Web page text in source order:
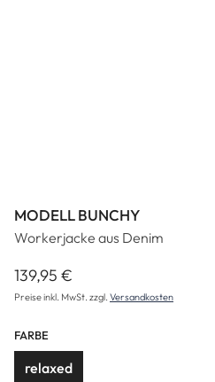
MODELL BUNCHY
Workerjacke aus Denim
Regulärer Preis:
139,95 €
Preise inkl. MwSt. zzgl. Versandkosten
FARBE
relaxed